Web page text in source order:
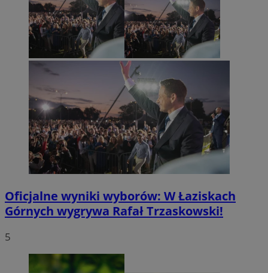
Oficjalne wyniki wyborów: W Łaziskach
Górnych wygrywa Rafał Trzaskowski!
5